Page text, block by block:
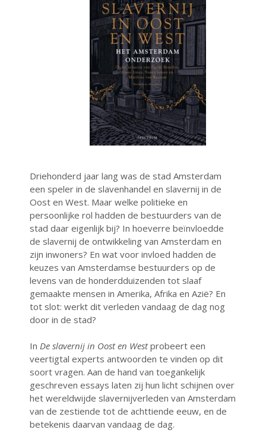
september 2021
augustus 2021
juli 2021
juni 2021
mei 2021
april 2021
maart 2021
februari 2021
januari 2021
oktober 2020
september 2020
juli 2020
juni 2020
mei 2020
april 2020
januari 2020
Agenda
Fictie
Geweest
Geweest
Lustrum
Nieuws
Driehonderd jaar lang was de stad Amsterdam
een speler in de slavenhandel en slavernij in de
Oost en West. Maar welke politieke en
persoonlijke rol hadden de bestuurders van de
stad daar eigenlijk bij? In hoeverre beïnvloedde
de slavernij de ontwikkeling van Amsterdam en
zijn inwoners? En wat voor invloed hadden de
keuzes van Amsterdamse bestuurders op de
levens van de honderdduizenden tot slaaf
gemaakte mensen in Amerika, Afrika en Azië? En
tot slot: werkt dit verleden vandaag de dag nog
door in de stad?
In De slavernij in Oost en Westprobeert een
veertigtal experts antwoorden te vinden op dit
soort vragen. Aan de hand van toegankelijk
geschreven essays laten zij hun licht schijnen over
het wereldwijde slavernijverleden van Amsterdam
van de zestiende tot de achttiende eeuw, en de
betekenis daarvan vandaag de dag.